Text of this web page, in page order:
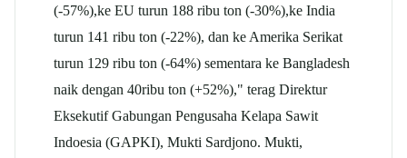
(-57%),ke EU turun 188 ribu ton (-30%),ke India
turun 141 ribu ton (-22%), dan ke Amerika Serikat
turun 129 ribu ton (-64%) sementara ke Bangladesh
naik dengan 40ribu ton (+52%)," terag Direktur
Eksekutif Gabungan Pengusaha Kelapa Sawit
Indoesia (GAPKI), Mukti Sardjono. Mukti,